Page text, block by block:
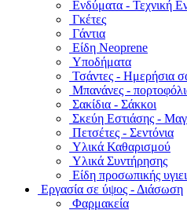
Ενδύματα - Τεχνική
Γκέτες
Γάντια
Είδη Neoprene
Υποδήματα
Τσάντες - Ημερήσια
Μπανάνες -
Σακίδια - Σάκκοι
Σκεύη Εστιάσης -
Πετσέτες - Σεντόνια
Υλικά Καθαρισμού
Υλικά Συντήρησης
Είδη προσωπικής
Εργασία σε ύψος - Διάσωση
Φαρμακεία